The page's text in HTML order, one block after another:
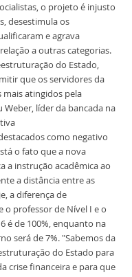
o projeto é injusto
desestimula os
e agrava
a outras categorias.
do Estado,
que os servidores da
mais atingidos pela
Weber, líder da bancada na
como negativo
o fato que a nova
a instrução acadêmica ao
a distância entre as
a diferença de
o professor de Nível I e o
é de 100%, enquanto na
será de 7%. "Sabemos da
do Estado para
crise financeira e para que